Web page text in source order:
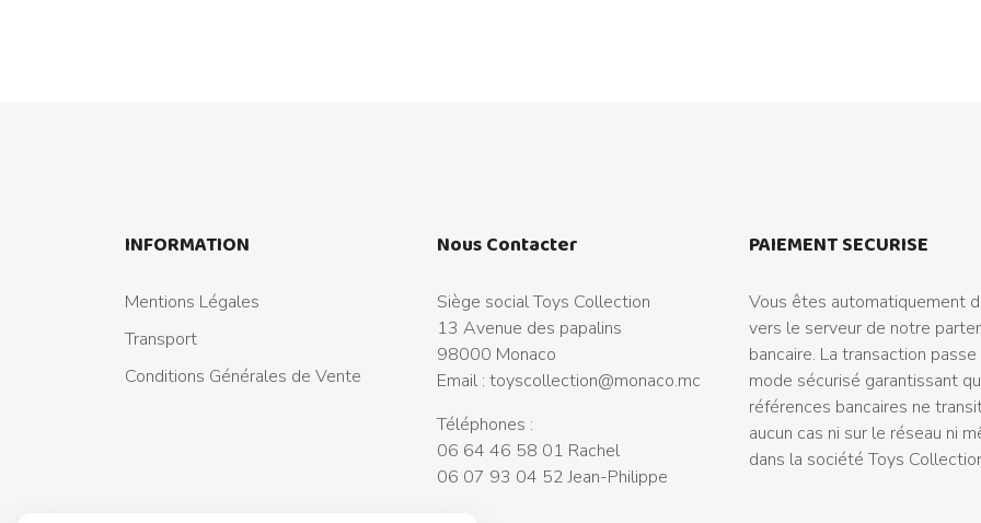
INFORMATION
Mentions Légales
Transport
Conditions Générales de Vente
Nous Contacter
Siège social Toys Collection
13 Avenue des papalins
98000 Monaco
Email : toyscollection@monaco.mc
Téléphones :
06 64 46 58 01 Rachel
06 07 93 04 52 Jean-Philippe
PAIEMENT SECURISE
Vous êtes automatiquement
vers le serveur de notre
bancaire. La transaction passe
mode sécurisé garantissant
références bancaires ne
aucun cas ni sur le réseau ni
dans la société Toys